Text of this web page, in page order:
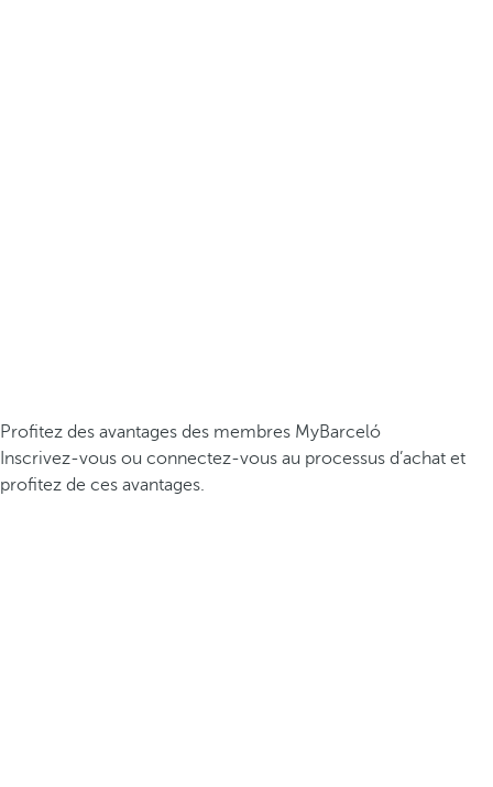
Profitez des avantages des membres MyBarceló
Inscrivez-vous ou connectez-vous au processus d’achat et
profitez de ces avantages.